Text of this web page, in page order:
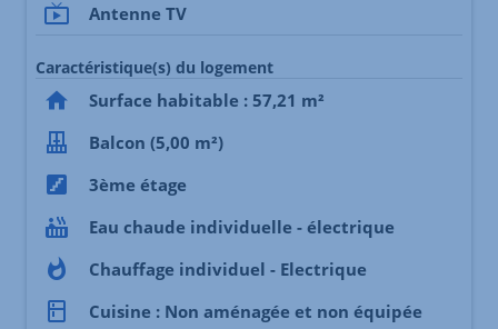
Antenne TV
Caractéristique(s) du logement
Surface habitable : 57,21 m²
Balcon (5,00 m²)
3ème étage
Eau chaude individuelle - électrique
Chauffage individuel - Electrique
Cuisine : Non aménagée et non équipée